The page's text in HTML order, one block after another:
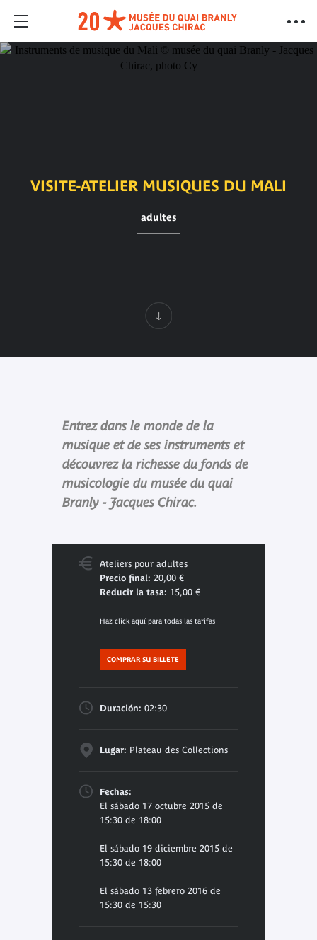
VISITE-ATELIER MUSIQUES DU MALI
adultes
Entrez dans le monde de la
musique et de ses instruments et
découvrez la richesse du fonds de
musicologie du musée du quai
Branly - Jacques Chirac.
Ateliers pour adultes
Precio final: 20,00 €
Reducir la tasa: 15,00 €
Haz click aquí para todas las tarifas
COMPRAR SU BILLETE
Duración: 02:30
Lugar: Plateau des Collections
Fechas:
El sábado 17 octubre 2015 de
15:30 de 18:00
El sábado 19 diciembre 2015 de
15:30 de 18:00
El sábado 13 febrero 2016 de
15:30 de 15:30